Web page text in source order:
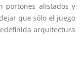
portones alistados y
que sólo el juego
arquitectura